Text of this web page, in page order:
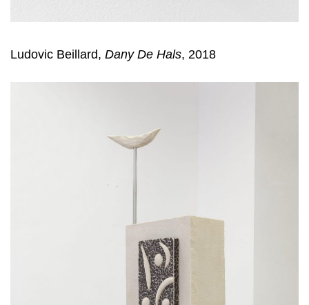
Ludovic Beillard, Dany De Hals, 2018